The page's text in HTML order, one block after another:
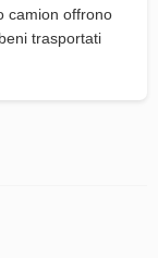
camion offrono
trasportati